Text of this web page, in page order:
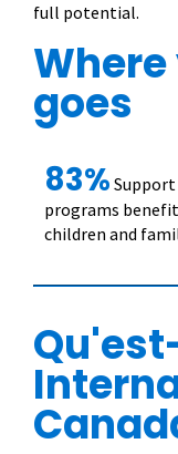
full potential.
goes
83% Support
programs
children and